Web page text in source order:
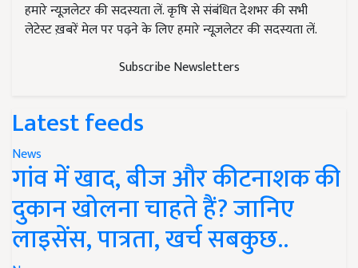
हमारे न्यूज़लेटर की सदस्यता लें. कृषि से संबंधित देशभर की सभी
लेटेस्ट ख़बरें मेल पर पढ़ने के लिए हमारे न्यूज़लेटर की सदस्यता लें.
Subscribe Newsletters
Latest feeds
News
गांव में खाद, बीज और कीटनाशक की
दुकान खोलना चाहते हैं? जानिए
लाइसेंस, पात्रता, खर्च सबकुछ..